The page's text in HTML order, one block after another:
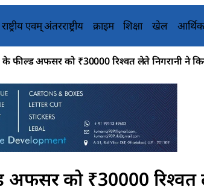
राष्ट्रीय एवम् अंतरराष्ट्रीय क्राइम शिक्षा खेल आर्थिक
फील्ड अफसर को ₹30000 रिश्वत लेते निगरानी ने
को ₹30000 रिश्वत